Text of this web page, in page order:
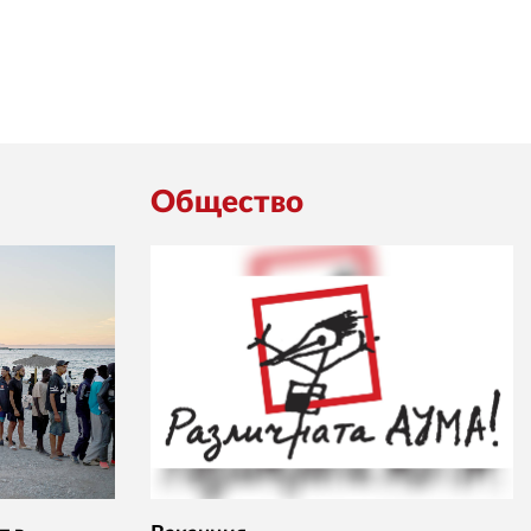
Общество